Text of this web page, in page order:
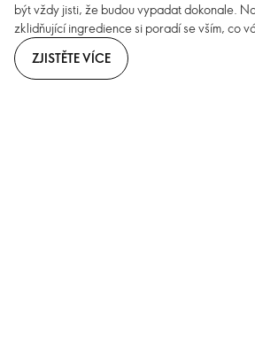
být vždy jisti, že budou vypadat dokonale.
zklidňující ingredience si poradí se vším, co
ZJISTĚTE VÍCE